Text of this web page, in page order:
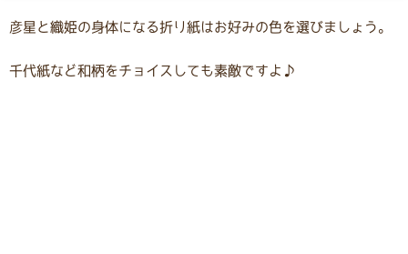
彦星と織姫の身体になる折り紙はお好みの色を選びましょう。
千代紙など和柄をチョイスしても素敵ですよ♪